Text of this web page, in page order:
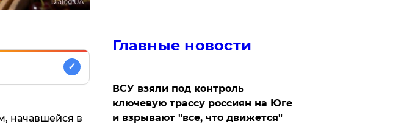
✓
начавшейся в
Главные новости
ВСУ взяли под контроль
ключевую трассу россиян на Юге
и взрывают "все, что движется"